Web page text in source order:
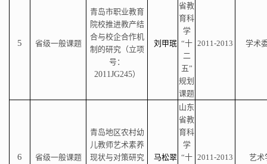
5 省级一般课题
青岛市职业教育
院校推进教产结
合与校企合作机
制的研究（立项
号：
2011JG245）
刘甲珉
省教
育科
学
“十
二
五”
规划
课题
2011-2013 学术
6 省级一般课题
青岛地区农村幼
儿教师艺术素养
现状与对策研究
马松翠
山东
省教
育科
学
“十 2011-2013 艺术